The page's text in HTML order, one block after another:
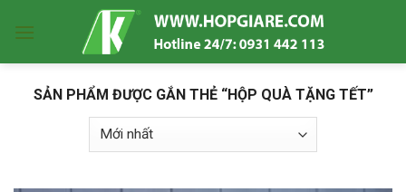
SẢN PHẨM ĐƯỢC GẮN THẺ “HỘP QUÀ TẶNG TẾT”